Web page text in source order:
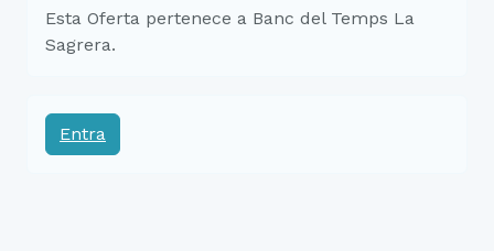
Esta Oferta pertenece a Banc del Temps La
Sagrera.
Entra